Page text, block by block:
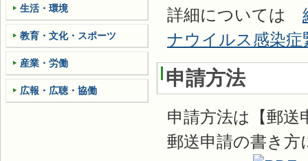
詳細については
ナウイルス感染症
申請方法
申請方法は【郵
郵送申請の書き
生活・環境
教育・文化・スポーツ
産業・労働
広報・広聴・協働